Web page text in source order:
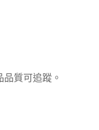
質可追蹤。